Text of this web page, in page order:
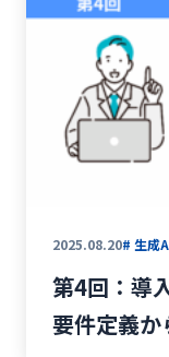
2025.08.20# 生成
第4回：導
要件定義か